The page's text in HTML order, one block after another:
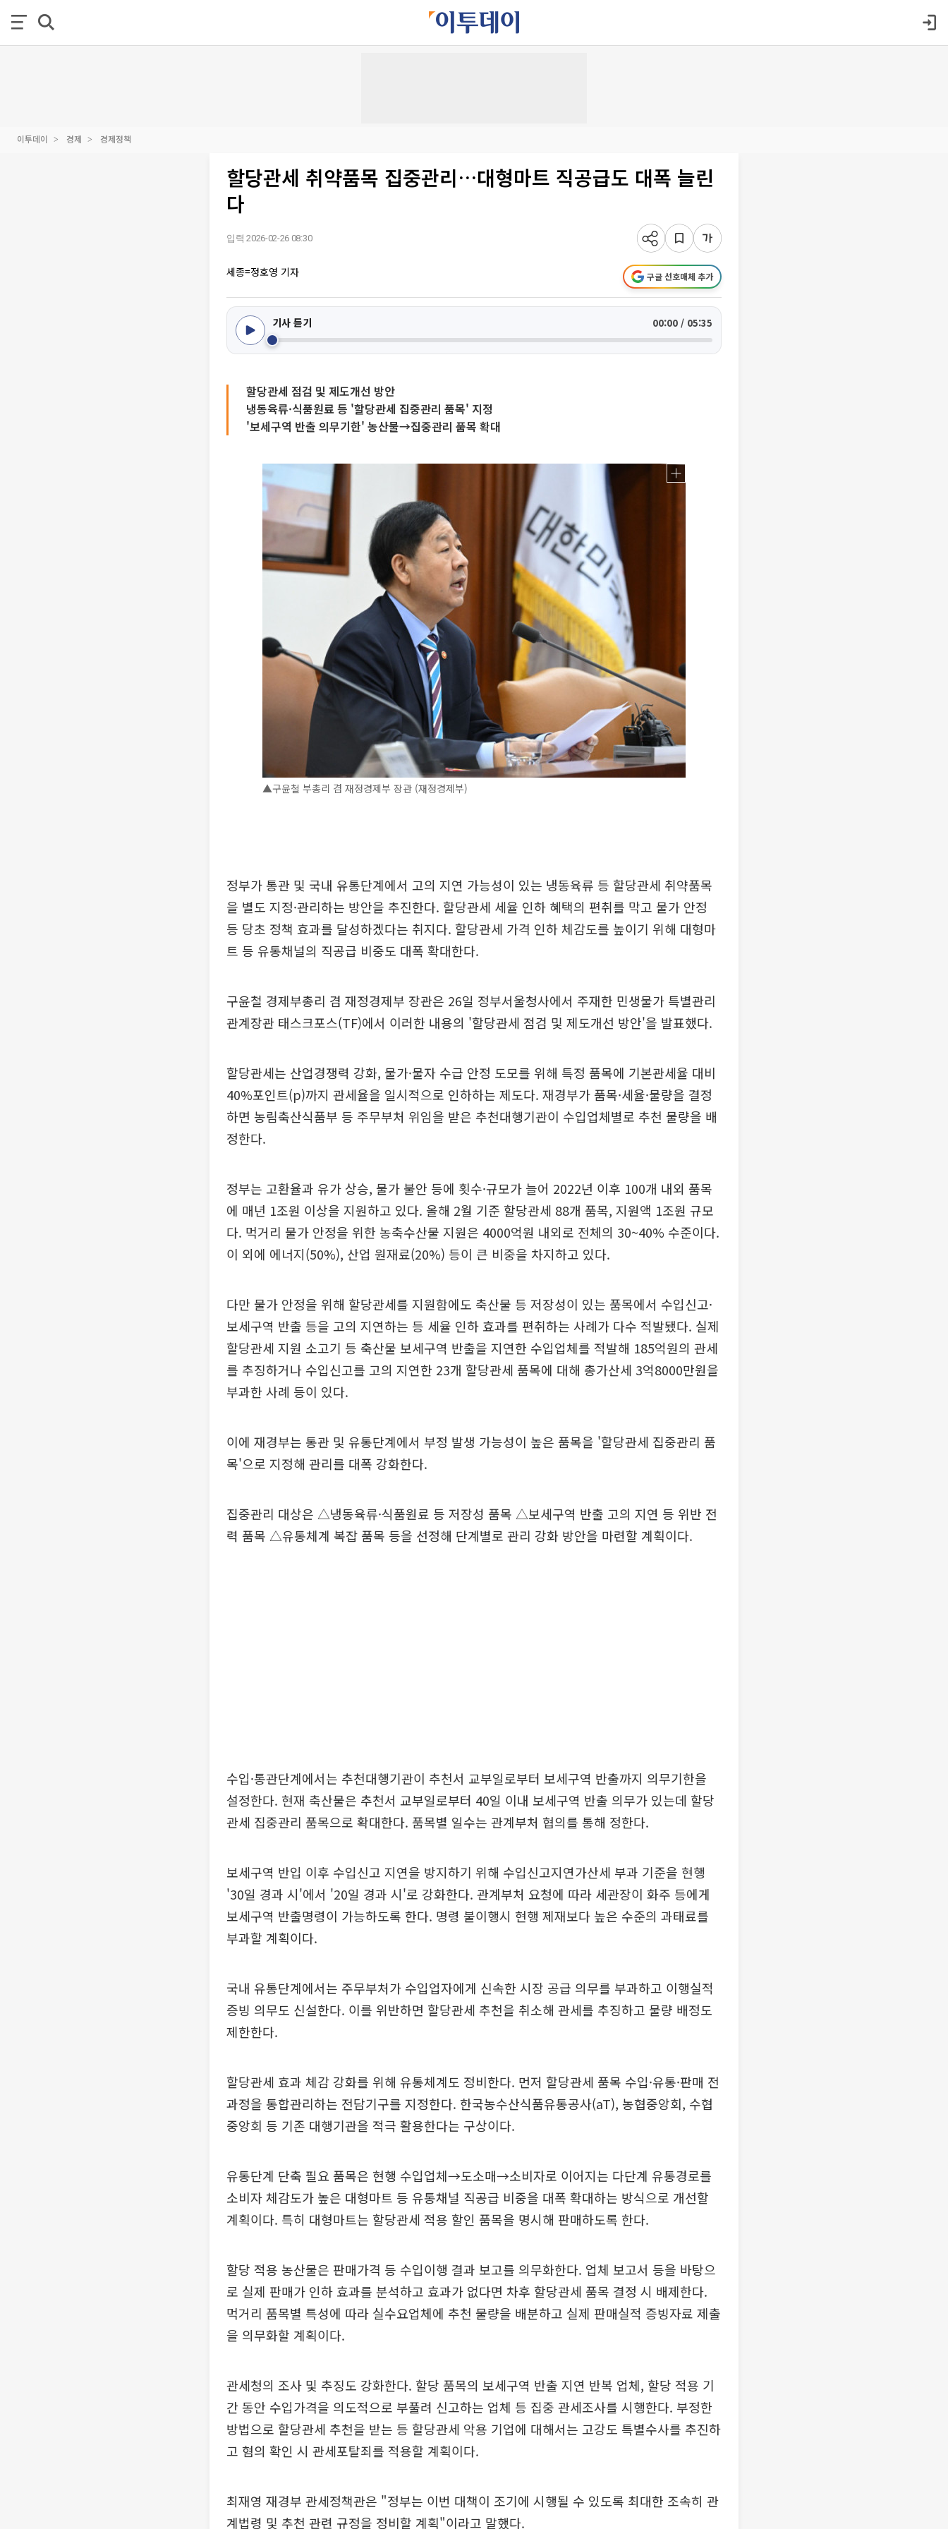
이투데이 경제 경제정책
할당관세 취약품목 집중관리…대형마트 직공급도 대폭 늘린
다
입력 2026-02-26 08:30
세종=정호영 기자 구글 선호매체 추가
기사 듣기 00:00 / 05:35
할당관세 점검 및 제도개선 방안
냉동육류·식품원료 등 '할당관세 집중관리 품목' 지정
'보세구역 반출 의무기한' 농산물→집중관리 품목 확대
▲구윤철 부총리 겸 재정경제부 장관 (재정경제부)
정부가 통관 및 국내 유통단계에서 고의 지연 가능성이 있는 냉동육류 등 할당관세 취약품목
을 별도 지정·관리하는 방안을 추진한다. 할당관세 세율 인하 혜택의 편취를 막고 물가 안정
등 당초 정책 효과를 달성하겠다는 취지다. 할당관세 가격 인하 체감도를 높이기 위해 대형마
트 등 유통채널의 직공급 비중도 대폭 확대한다.
구윤철 경제부총리 겸 재정경제부 장관은 26일 정부서울청사에서 주재한 민생물가 특별관리
관계장관 태스크포스(TF)에서 이러한 내용의 '할당관세 점검 및 제도개선 방안'을 발표했다.
할당관세는 산업경쟁력 강화, 물가·물자 수급 안정 도모를 위해 특정 품목에 기본관세율 대비
40%포인트(p)까지 관세율을 일시적으로 인하하는 제도다. 재경부가 품목·세율·물량을 결정
하면 농림축산식품부 등 주무부처 위임을 받은 추천대행기관이 수입업체별로 추천 물량을 배
정한다.
정부는 고환율과 유가 상승, 물가 불안 등에 횟수·규모가 늘어 2022년 이후 100개 내외 품목
에 매년 1조원 이상을 지원하고 있다. 올해 2월 기준 할당관세 88개 품목, 지원액 1조원 규모
다. 먹거리 물가 안정을 위한 농축수산물 지원은 4000억원 내외로 전체의 30~40% 수준이다.
이 외에 에너지(50%), 산업 원재료(20%) 등이 큰 비중을 차지하고 있다.
다만 물가 안정을 위해 할당관세를 지원함에도 축산물 등 저장성이 있는 품목에서 수입신고·
보세구역 반출 등을 고의 지연하는 등 세율 인하 효과를 편취하는 사례가 다수 적발됐다. 실제
할당관세 지원 소고기 등 축산물 보세구역 반출을 지연한 수입업체를 적발해 185억원의 관세
를 추징하거나 수입신고를 고의 지연한 23개 할당관세 품목에 대해 총가산세 3억8000만원을
부과한 사례 등이 있다.
이에 재경부는 통관 및 유통단계에서 부정 발생 가능성이 높은 품목을 '할당관세 집중관리 품
목'으로 지정해 관리를 대폭 강화한다.
집중관리 대상은 △냉동육류·식품원료 등 저장성 품목 △보세구역 반출 고의 지연 등 위반 전
력 품목 △유통체계 복잡 품목 등을 선정해 단계별로 관리 강화 방안을 마련할 계획이다.
수입·통관단계에서는 추천대행기관이 추천서 교부일로부터 보세구역 반출까지 의무기한을
설정한다. 현재 축산물은 추천서 교부일로부터 40일 이내 보세구역 반출 의무가 있는데 할당
관세 집중관리 품목으로 확대한다. 품목별 일수는 관계부처 협의를 통해 정한다.
보세구역 반입 이후 수입신고 지연을 방지하기 위해 수입신고지연가산세 부과 기준을 현행
'30일 경과 시'에서 '20일 경과 시'로 강화한다. 관계부처 요청에 따라 세관장이 화주 등에게
보세구역 반출명령이 가능하도록 한다. 명령 불이행시 현행 제재보다 높은 수준의 과태료를
부과할 계획이다.
국내 유통단계에서는 주무부처가 수입업자에게 신속한 시장 공급 의무를 부과하고 이행실적
증빙 의무도 신설한다. 이를 위반하면 할당관세 추천을 취소해 관세를 추징하고 물량 배정도
제한한다.
할당관세 효과 체감 강화를 위해 유통체계도 정비한다. 먼저 할당관세 품목 수입·유통·판매 전
과정을 통합관리하는 전담기구를 지정한다. 한국농수산식품유통공사(aT), 농협중앙회, 수협
중앙회 등 기존 대행기관을 적극 활용한다는 구상이다.
유통단계 단축 필요 품목은 현행 수입업체→도소매→소비자로 이어지는 다단계 유통경로를
소비자 체감도가 높은 대형마트 등 유통채널 직공급 비중을 대폭 확대하는 방식으로 개선할
계획이다. 특히 대형마트는 할당관세 적용 할인 품목을 명시해 판매하도록 한다.
할당 적용 농산물은 판매가격 등 수입이행 결과 보고를 의무화한다. 업체 보고서 등을 바탕으
로 실제 판매가 인하 효과를 분석하고 효과가 없다면 차후 할당관세 품목 결정 시 배제한다.
먹거리 품목별 특성에 따라 실수요업체에 추천 물량을 배분하고 실제 판매실적 증빙자료 제출
을 의무화할 계획이다.
관세청의 조사 및 추징도 강화한다. 할당 품목의 보세구역 반출 지연 반복 업체, 할당 적용 기
간 동안 수입가격을 의도적으로 부풀려 신고하는 업체 등 집중 관세조사를 시행한다. 부정한
방법으로 할당관세 추천을 받는 등 할당관세 악용 기업에 대해서는 고강도 특별수사를 추진하
고 혐의 확인 시 관세포탈죄를 적용할 계획이다.
최재영 재경부 관세정책관은 "정부는 이번 대책이 조기에 시행될 수 있도록 최대한 조속히 관
계법령 및 추천 관련 규정을 정비할 계획"이라고 말했다.